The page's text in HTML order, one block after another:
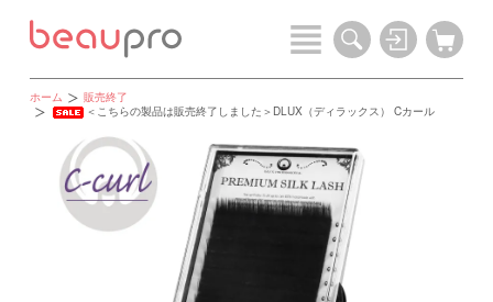
ホーム
販売終了
＜こちらの製品は販売終了しました＞DLUX（ディラックス） Cカール